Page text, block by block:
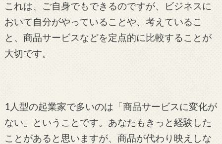
これは、ご自身でもできるのですが、ビジネスに
おいて自分がやっていることや、考えているこ
と、商品サービスなどを定点的に比較することが
大切です。
1人型の起業家で多いのは「商品サービスに変化が
ない」ということです。あなたもきっと経験した
ことがあると思いますが、商品が代わり映えしな